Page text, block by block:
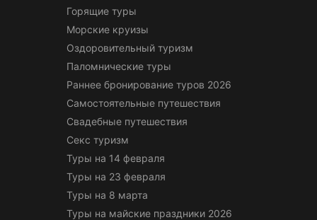
Горящие туры
Морские круизы
Оздоровительный туризм
Паломнические туры
Раннее бронирование туров 2026
Самостоятельные путешествия
Свадебные путешествия
Секс туризм
Туры на 14 февраля
Туры на 23 февраля
Туры на 8 марта
Туры на майские праздники 2026